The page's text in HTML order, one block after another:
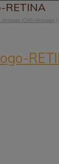
RETINA
(CAP-Afriques) /